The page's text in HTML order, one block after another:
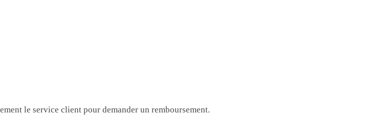
le service client pour demander un remboursement.